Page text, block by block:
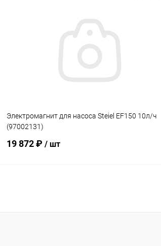
Электромагнит для насоса Steiel EF150 10л/ч
(97002131)
19 872 ₽ / шт
В избранное